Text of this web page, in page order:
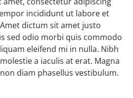
incididunt ut labore et
dictum sit amet justo
sed odio morbi quis commodo
eleifend mi in nulla. Nibh
a iaculis at erat. Magna
diam phasellus vestibulum.